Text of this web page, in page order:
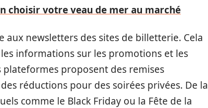
choisir votre veau de mer au marché
aux newsletters des sites de billetterie. Cela
informations sur les promotions et les
plateformes proposent des remises
réductions pour des soirées privées. De la
comme le Black Friday ou la Fête de la